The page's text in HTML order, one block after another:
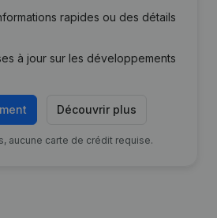
rapides ou des détails
à jour sur les développements
Découvrir plus
aucune carte de crédit requise.